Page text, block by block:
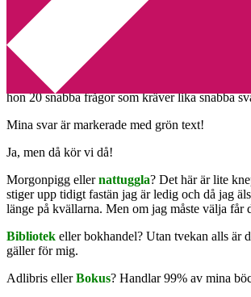
Ja, vem är vi
2011-09-05 Annika
Den som ställer frågan är
hon 20 snabba frågor som kräver lika snabba
Mina svar är markerade med grön text!
Ja, men då kör vi då!
Morgonpigg ellernattuggla? Det här är lite
stiger upp tidigt fastän jag är ledig och då jag
länge på kvällarna. Men om jag måste välja får
Bibliotek eller bokhandel? Utan tvekan alls är
gäller för mig.
Adlibris ellerBokus? Handlar 99% av mina